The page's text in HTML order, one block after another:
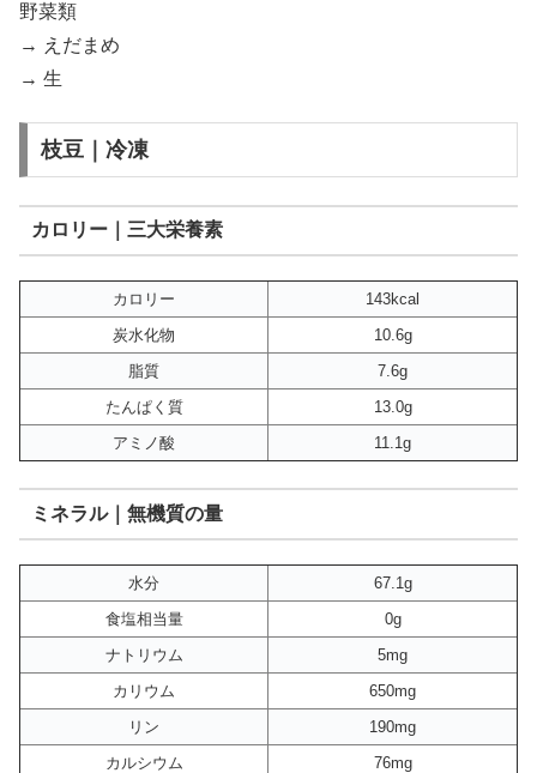
野菜類
→ えだまめ
→ 生
枝豆｜冷凍
カロリー｜三大栄養素
カロリー
143kcal
炭水化物
10.6g
脂質
7.6g
たんぱく質
13.0g
アミノ酸
11.1g
ミネラル｜無機質の量
水分
67.1g
食塩相当量
0g
ナトリウム
5mg
カリウム
650mg
リン
190mg
カルシウム
76mg